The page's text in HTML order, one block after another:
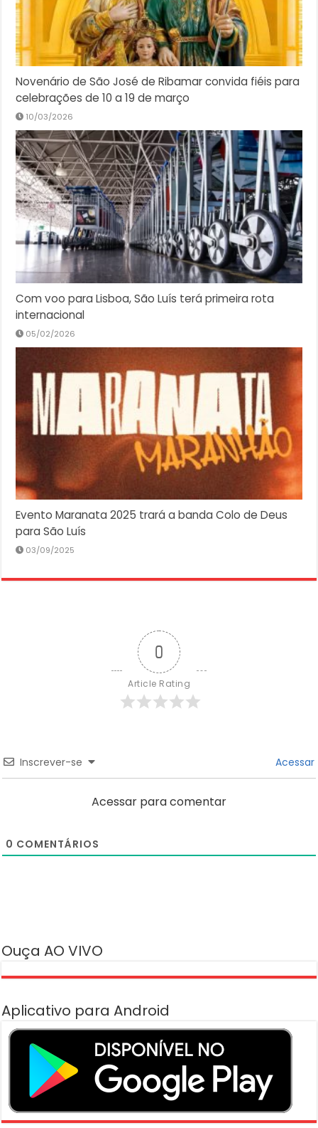
Novenário de São José de Ribamar convida fiéis para
celebrações de 10 a 19 de março
10/03/2026
Com voo para Lisboa, São Luís terá primeira rota
internacional
05/02/2026
Evento Maranata 2025 trará a banda Colo de Deus
para São Luís
03/09/2025
0
Article Rating
Inscrever-se Acessar
Acessar para comentar
0 COMENTÁRIOS
Ouça AO VIVO
Aplicativo para Android